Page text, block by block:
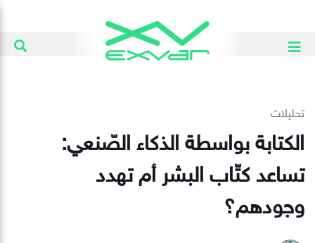
تحليلات
الكتابة بواسطة الذكاء الصّنعي:
تساعد كتّاب البشر أم تهدد
وجودهم؟